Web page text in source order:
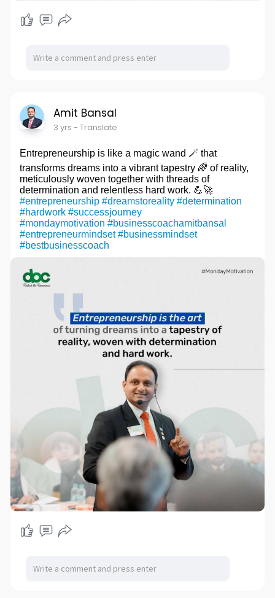
Amit Bansal
3 yrs - Translate
Entrepreneurship is like a magic wand 🪄 that
transforms dreams into a vibrant tapestry 🌈 of reality,
meticulously woven together with threads of
determination and relentless hard work. 💪🚀
#entrepreneurship #dreamstoreality #determination
#hardwork #successjourney
#mondaymotivation #businesscoachamitbansal
#entrepreneurmindset #businessmindset
#bestbusinesscoach